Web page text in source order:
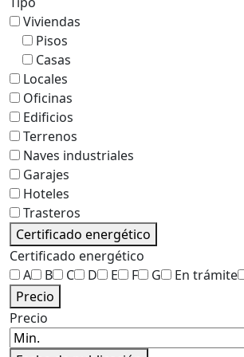
Viviendas
Pisos
Casas
Locales
Oficinas
Edificios
Terrenos
Naves industriales
Garajes
Hoteles
Trasteros
Certificado energético
Certificado energético
A
B C D E F G En trámite
Precio
Precio